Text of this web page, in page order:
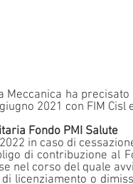
Meccanica ha
2021 con FIM Cisl
Fondo PMI Salute
in caso di
di contribuzione al
nel corso del quale
di licenziamento o